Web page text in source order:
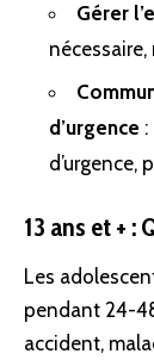
Gérer
d’urgence
d’urgence,
13 ans et +
Les
pendant 24-
accident,